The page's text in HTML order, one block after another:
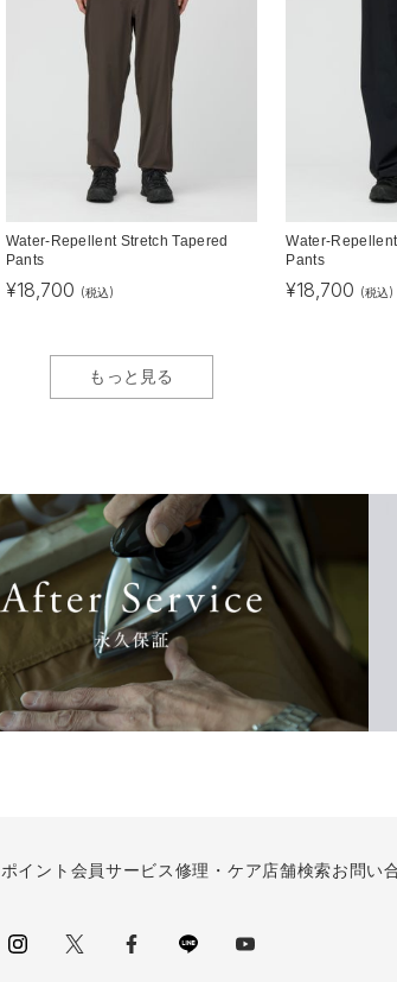
Water-Repellent Stretch Tapered
Pants
¥18,700 (税込)
Water-
Pants
¥18,700 (税込)
もっと見る
ポイント会員サービス修理・ケア店舗検索お問い